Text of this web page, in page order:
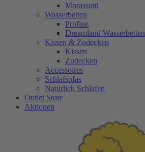
Morassutti
Wasserbetten
Profine
Dreamland Wasserbetten
Kissen & Zudecken
Kissen
Zudecken
Accessoires
Schlafsofas
Natürlich Schlafen
Outlet Store
Aktionen